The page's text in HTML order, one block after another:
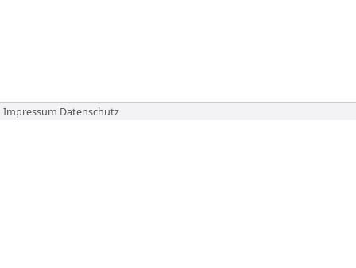
Impressum Datenschutz